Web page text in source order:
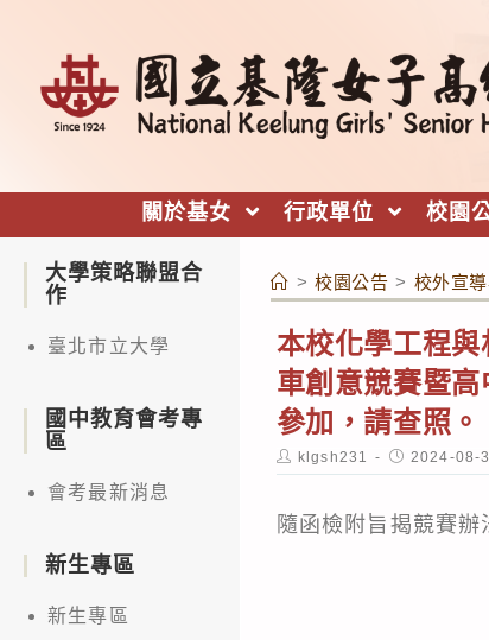
關於基女 行政單位 校園
> 校園公告 > 校外宣
本校化學工程
車創意競賽暨
參加，請查照。
Post
author:
klgsh231
Post
published:
2024-08-
隨函檢附旨揭競賽辦
大學策略聯盟合
作
臺北市立大學
國中教育會考專
區
會考最新消息
新生專區
新生專區